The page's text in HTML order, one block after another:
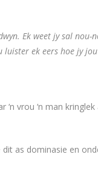
Ek weet jy sal nou-
ek eers hoe jy
‘n vrou ‘n man
as dominasie en